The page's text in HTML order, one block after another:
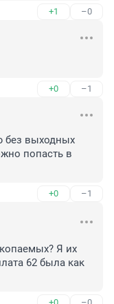
+1 –0
+0 –1
без выходных
попасть в
+0 –1
Я их
62 была как